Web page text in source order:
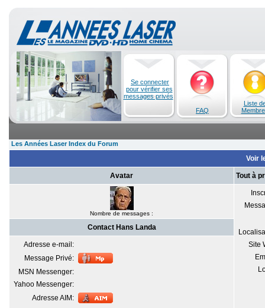
Se connecter
pour vérifier ses
messages privés
FAQ
Liste
Les Années Laser Index du Forum
Voir
Avatar Tout à
Nombre de messages :
Site
Contact Hans Landa
Adresse e-mail:
Message Privé:
MSN Messenger:
Yahoo Messenger:
Adresse AIM: